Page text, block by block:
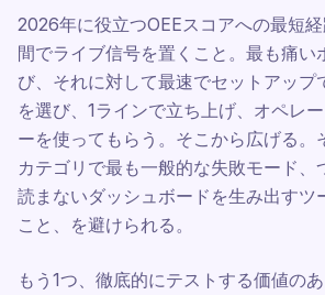
2026年に役立つOEEスコアへの最短
間でライブ信号を置くこと。最も痛い
び、それに対して最速でセットアップ
を選び、1ラインで立ち上げ、オペレ
ーを使ってもらう。そこから広げる。
カテゴリで最も一般的な失敗モード、
読まないダッシュボードを生み出すツ
こと、を避けられる。
もう1つ、徹底的にテストする価値の